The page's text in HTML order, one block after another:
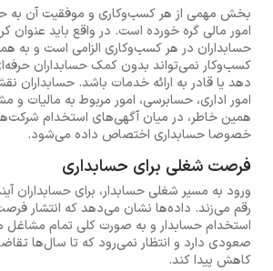
بخش مهمی از هر کسب‌وکاری و موفقیت آن به
امور مالی گره خورده است. در واقع باید عنوان
حسابداران در هر کسب‌وکاری الزامی است و به
کسب‌وکار نمی‌تواند بدون کمک حسابداران
دهد یا قادر به ارائه خدمات باشد. حسابداران
امور اداری، حسابرسی، امور مربوط به مالیات و
همین خاطر، در میان آگهی‌های استخدام
خصوصا حسابداری اختصاص داده می‌شود.
فرصت شغلی برای حسابداری
ورود به مسیر شغلی حسابدار، برای حسابداران
رقم می‌زند. داده‌ها نشان می‌دهد که انتشار
استخدام حسابدار و به صورت کلی تمام مشاغل
صعودی دارد و انتظار نمی‌رود که تا سال‌ها
کاهش پیدا کند.